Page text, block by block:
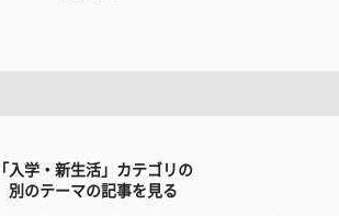
「入学・新生活」カテゴリの
別のテーマの記事を見る